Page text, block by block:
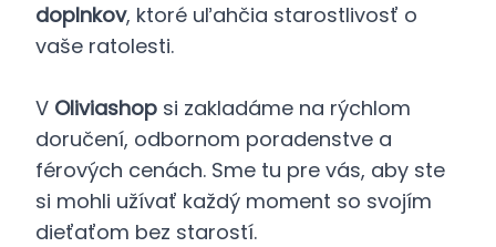
doplnkov, ktoré uľahčia starostlivosť o
vaše ratolesti.
V Oliviashop si zakladáme na rýchlom
doručení, odbornom poradenstve a
férových cenách. Sme tu pre vás, aby ste
si mohli užívať každý moment so svojím
dieťaťom bez starostí.